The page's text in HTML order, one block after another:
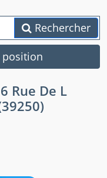
Rechercher
Rue De L